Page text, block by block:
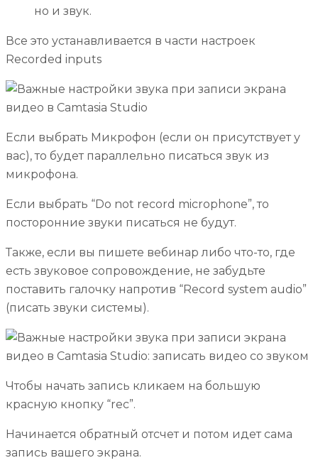
но и звук.
Все это устанавливается в части настроек
Recorded inputs
Если выбрать Микрофон (если он присутствует у
вас), то будет параллельно писаться звук из
микрофона.
Если выбрать “Do not record microphone”, то
посторонние звуки писаться не будут.
Также, если вы пишете вебинар либо что-то, где
есть звуковое сопровождение, не забудьте
поставить галочку напротив “Record system audio”
(писать звуки системы).
Чтобы начать запись кликаем на большую
красную кнопку “rec”.
Начинается обратный отсчет и потом идет сама
запись вашего экрана.